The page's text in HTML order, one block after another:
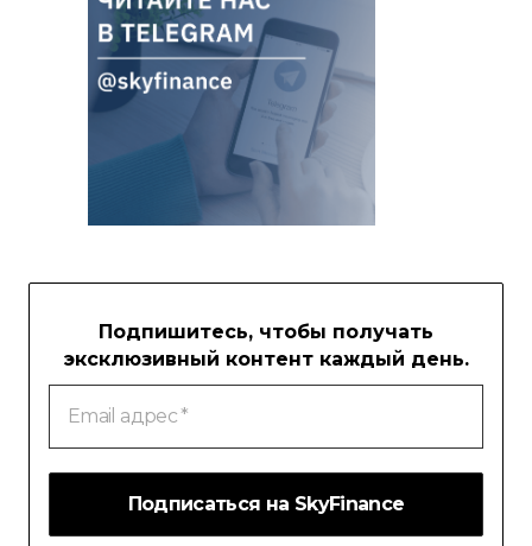
Подпишитесь, чтобы получать
эксклюзивный контент каждый день.
Email
адрес